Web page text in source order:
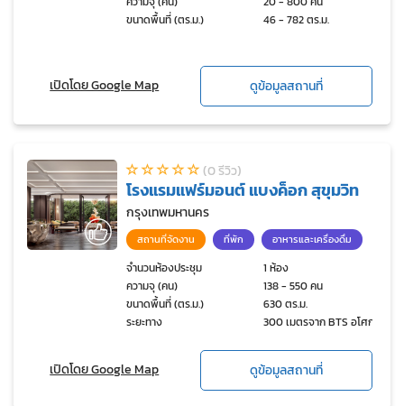
ขนาดพื้นที่ (ตร.ม.)
46 - 782 ตร.ม.
เปิดโดย Google Map ดูข้อมูลสถานที่
(0 รีวิว)
โรงแรมแฟร์มอนต์ แบงค็อก สุขุมวิท
กรุงเทพมหานคร
สถานที่จัดงาน ที่พัก อาหารและเครื่องดื่ม
จำนวนห้องประชุม
1 ห้อง
ความจุ (คน)
138 - 550 คน
ขนาดพื้นที่ (ตร.ม.)
630 ตร.ม.
ระยะทาง
300 เมตรจาก BTS อโศก
เปิดโดย Google Map ดูข้อมูลสถานที่